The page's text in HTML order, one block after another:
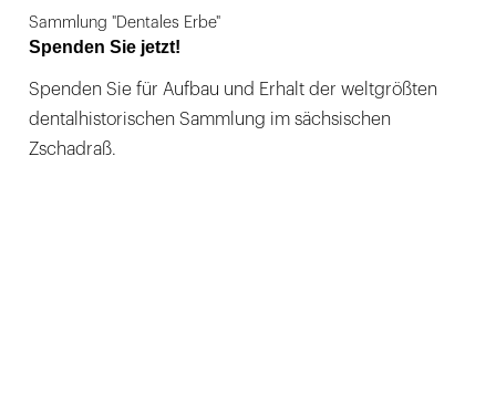
Sammlung "Dentales Erbe"
Spenden Sie jetzt!
Spenden Sie für Aufbau und Erhalt der weltgrößten
dentalhistorischen Sammlung im sächsischen
Zschadraß.